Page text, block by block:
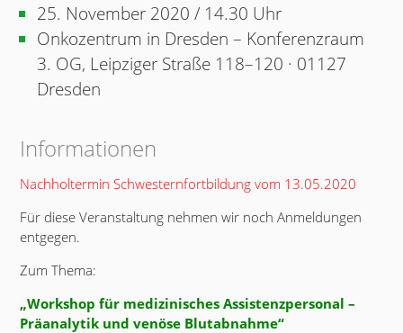
25. November 2020 / 14.30 Uhr
Onkozentrum in Dresden – Konferenzraum
3. OG, Leipziger Straße 118–120 · 01127
Dresden
Informationen
Nachholtermin Schwesternfortbildung vom 13.05.2020
Für diese Veranstaltung nehmen wir noch Anmeldungen
entgegen.
Zum Thema:
„Workshop für medizinisches Assistenzpersonal –
Präanalytik und venöse Blutabnahme“